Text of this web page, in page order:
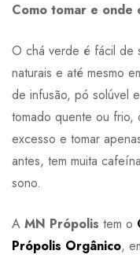
Como tomar e onde
O chá verde é fácil de
naturais e até mesmo
de infusão, pó solúvel
tomado quente ou frio,
excesso e tomar
antes, tem muita
sono.
A MN Própolis tem o
Própolis Orgânico,